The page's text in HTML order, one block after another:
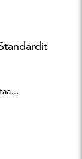
Mainettaan parempi muovi